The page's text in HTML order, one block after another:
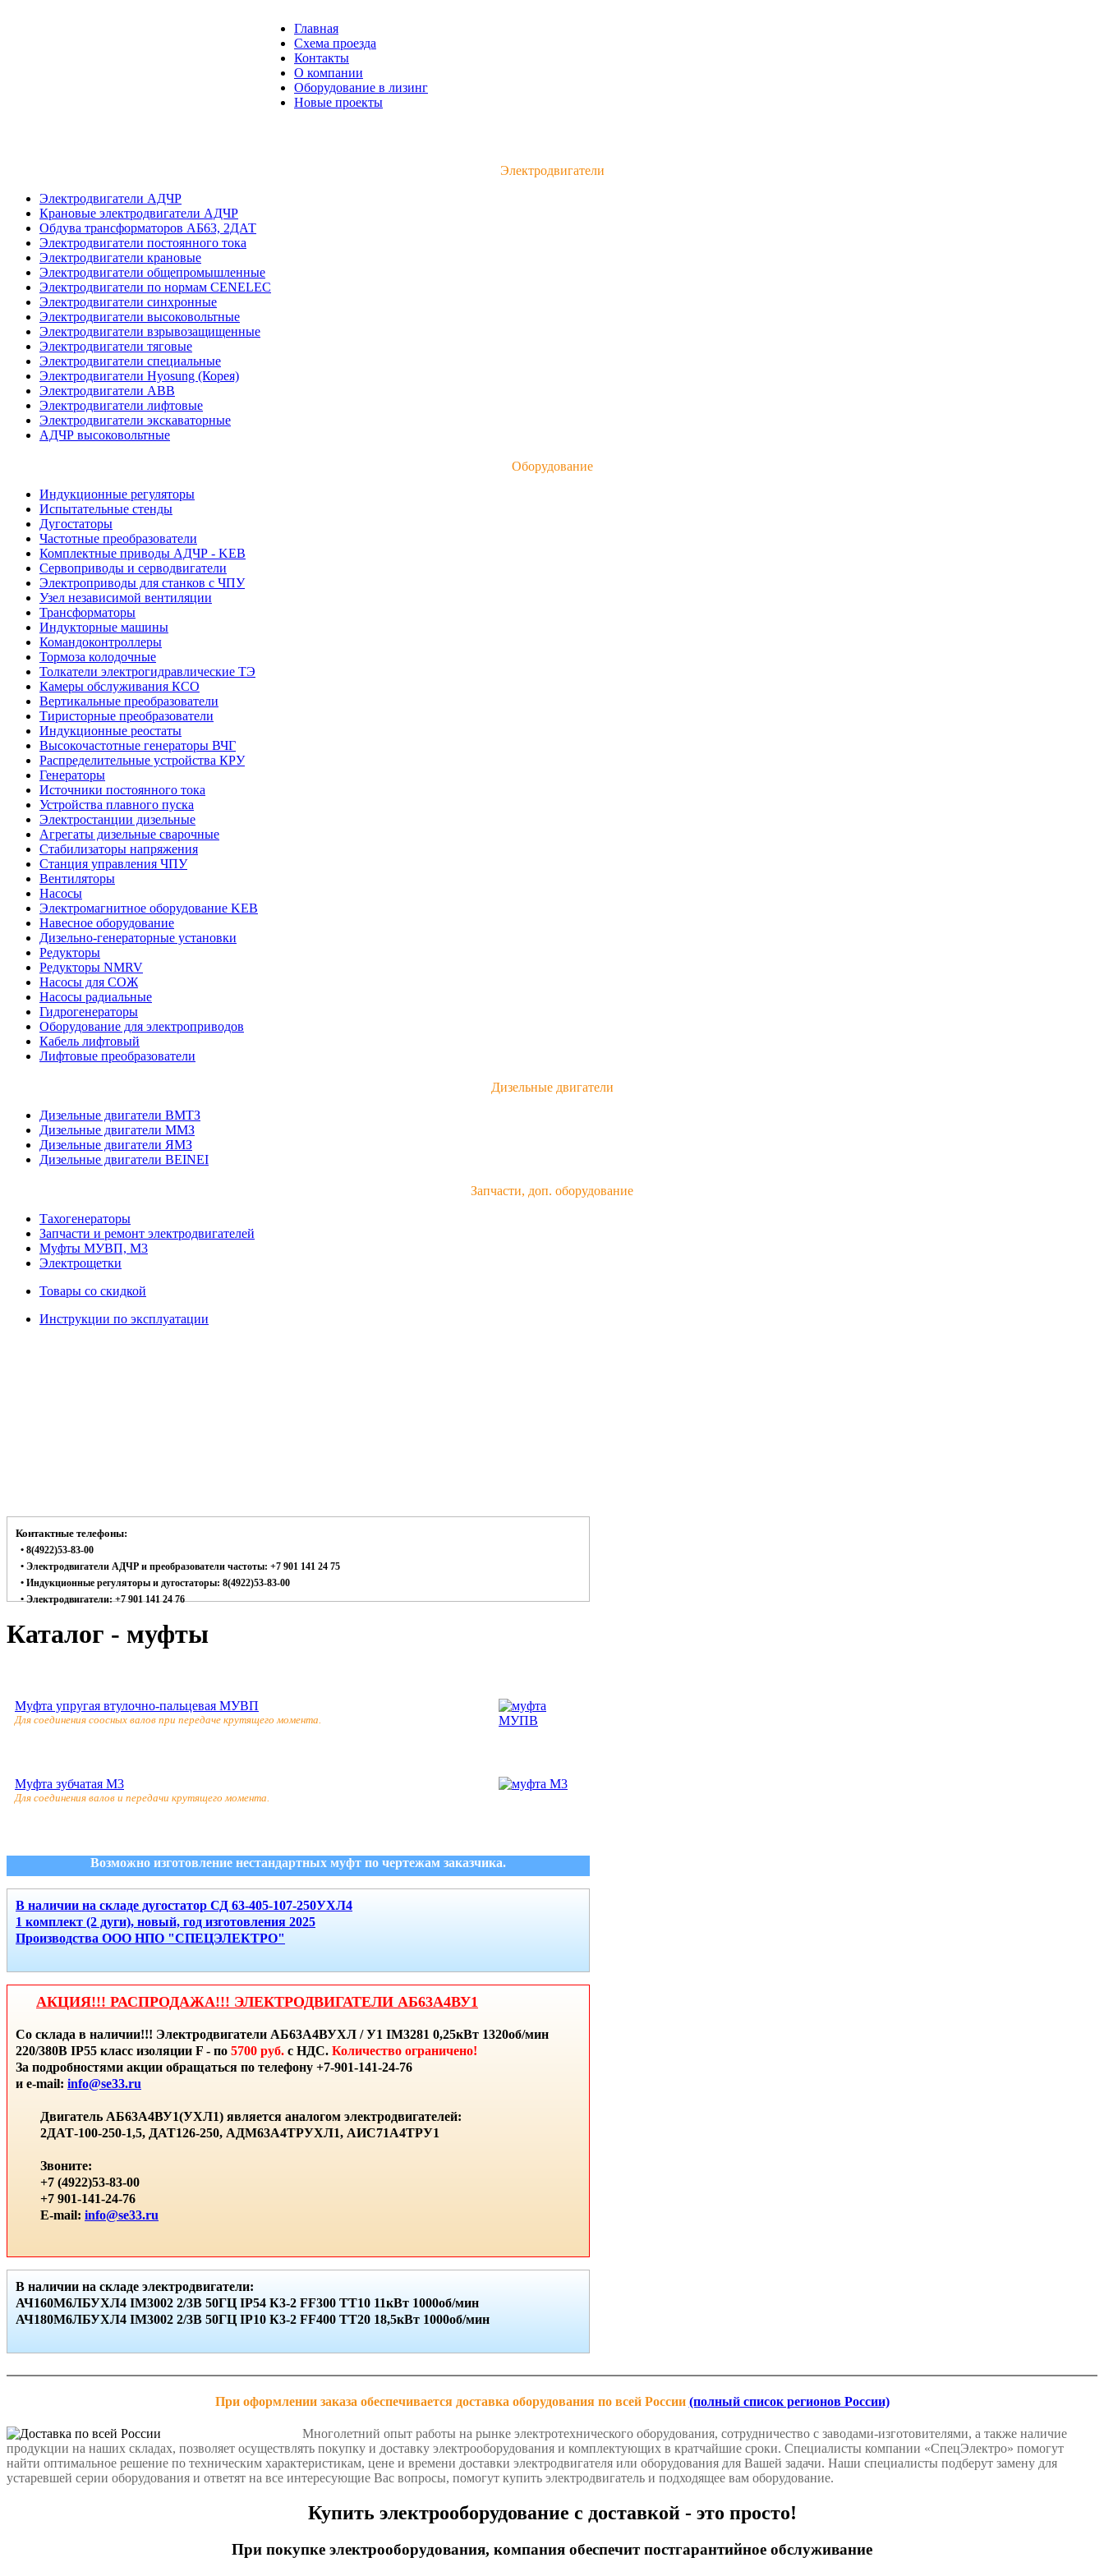
Главная
Схема проезда
Контакты
О компании
Оборудование в лизинг
Новые проекты
Электродвигатели
Электродвигатели АДЧР
Крановые электродвигатели АДЧР
Обдува трансформаторов АБ63, 2ДАТ
Электродвигатели постоянного тока
Электродвигатели крановые
Электродвигатели общепромышленные
Электродвигатели по нормам CENELEC
Электродвигатели синхронные
Электродвигатели высоковольтные
Электродвигатели взрывозащищенные
Электродвигатели тяговые
Электродвигатели специальные
Электродвигатели Hyosung (Корея)
Электродвигатели ABB
Электродвигатели лифтовые
Электродвигатели экскаваторные
АДЧР высоковольтные
Оборудование
Индукционные регуляторы
Испытательные стенды
Дугостаторы
Частотные преобразователи
Комплектные приводы АДЧР - KEB
Сервоприводы и серводвигатели
Электроприводы для станков с ЧПУ
Узел независимой вентиляции
Трансформаторы
Индукторные машины
Командоконтроллеры
Тормоза колодочные
Толкатели электрогидравлические ТЭ
Камеры обслуживания КСО
Вертикальные преобразователи
Тиристорные преобразователи
Индукционные реостаты
Высокочастотные генераторы ВЧГ
Распределительные устройства КРУ
Генераторы
Источники постоянного тока
Устройства плавного пуска
Электростанции дизельные
Агрегаты дизельные сварочные
Стабилизаторы напряжения
Станция управления ЧПУ
Вентиляторы
Насосы
Электромагнитное оборудование KEB
Навесное оборудование
Дизельно-генераторные установки
Редукторы
Редукторы NMRV
Насосы для СОЖ
Насосы радиальные
Гидрогенераторы
Оборудование для электроприводов
Кабель лифтовый
Лифтовые преобразователи
Дизельные двигатели
Дизельные двигатели ВМТЗ
Дизельные двигатели ММЗ
Дизельные двигатели ЯМЗ
Дизельные двигатели BEINEI
Запчасти, доп. оборудование
Тахогенераторы
Запчасти и ремонт электродвигателей
Муфты МУВП, М3
Электрощетки
Товары со скидкой
Инструкции по эксплуатации
Контактные телефоны:
• 8(4922)53-83-00
• Электродвигатели АДЧР и преобразователи частоты: +7 901 141 24 75
• Индукционные регуляторы и дугостаторы: 8(4922)53-83-00
• Электродвигатели: +7 901 141 24 76
Каталог - муфты
Муфта упругая втулочно-пальцевая МУВП
Для соединения соосных валов при передаче крутящего момента.
Муфта зубчатая M3
Для соединения валов и передачи крутящего момента.
Возможно изготовление нестандартных муфт по чертежам заказчика.
В наличии на складе дугостатор СД 63-405-107-250УХЛ4
1 комплект (2 дуги), новый, год изготовления 2025
Производства ООО НПО "СПЕЦЭЛЕКТРО"
АКЦИЯ!!! РАСПРОДАЖА!!! ЭЛЕКТРОДВИГАТЕЛИ АБ63А4ВУ1
Со склада в наличии!!! Электродвигатели АБ63А4ВУХЛ / У1 IM3281 0,25кВт 1320об/мин
220/380В IP55 класс изоляции F - по 5700 руб. с НДС. Количество ограничено!
За подробностями акции обращаться по телефону +7-901-141-24-76
и e-mail: info@se33.ru
Двигатель АБ63А4ВУ1(УХЛ1) является аналогом электродвигателей:
2ДАТ-100-250-1,5, ДАТ126-250, АДМ63А4ТРУХЛ1, АИС71А4ТРУ1
Звоните:
+7 (4922)53-83-00
+7 901-141-24-76
E-mail: info@se33.ru
В наличии на складе электродвигатели:
АЧ160М6ЛБУХЛ4 IМ3002 2/3В 50ГЦ IР54 К3-2 FF300 ТТ10 11кВт 1000об/мин
АЧ180М6ЛБУХЛ4 IМ3002 2/3В 50ГЦ IР10 К3-2 FF400 ТТ20 18,5кВт 1000об/мин
При оформлении заказа обеспечивается доставка оборудования по всей России (полный список регионов России)
Многолетний опыт работы на рынке электротехнического оборудования, сотрудничество с заводами-изготовителями, а также наличие
продукции на наших складах, позволяет осуществлять покупку и доставку электрооборудования и комплектующих в кратчайшие сроки. Специалисты компании «СпецЭлектро» помогут
найти оптимальное решение по техническим характеристикам, цене и времени доставки электродвигателя или оборудования для Вашей задачи. Наши специалисты подберут замену для
устаревшей серии оборудования и ответят на все интересующие Вас вопросы, помогут купить электродвигатель и подходящее вам оборудование.
Купить электрооборудование с доставкой - это просто!
При покупке электрооборудования, компания обеспечит постгарантийное обслуживание